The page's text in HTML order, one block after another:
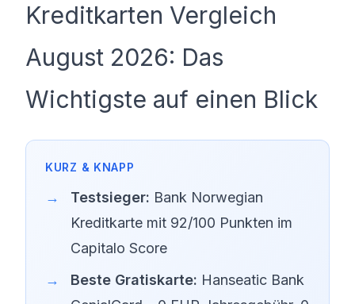
Erforderlich Erforderlich
Kreditkarten Vergleich
August 2026: Das
Wichtigste auf einen Blick
Testsieger: Bank Norwegian
Kreditkarte mit 92/100 Punkten im
Capitalo Score
Beste Gratiskarte: Hanseatic Bank